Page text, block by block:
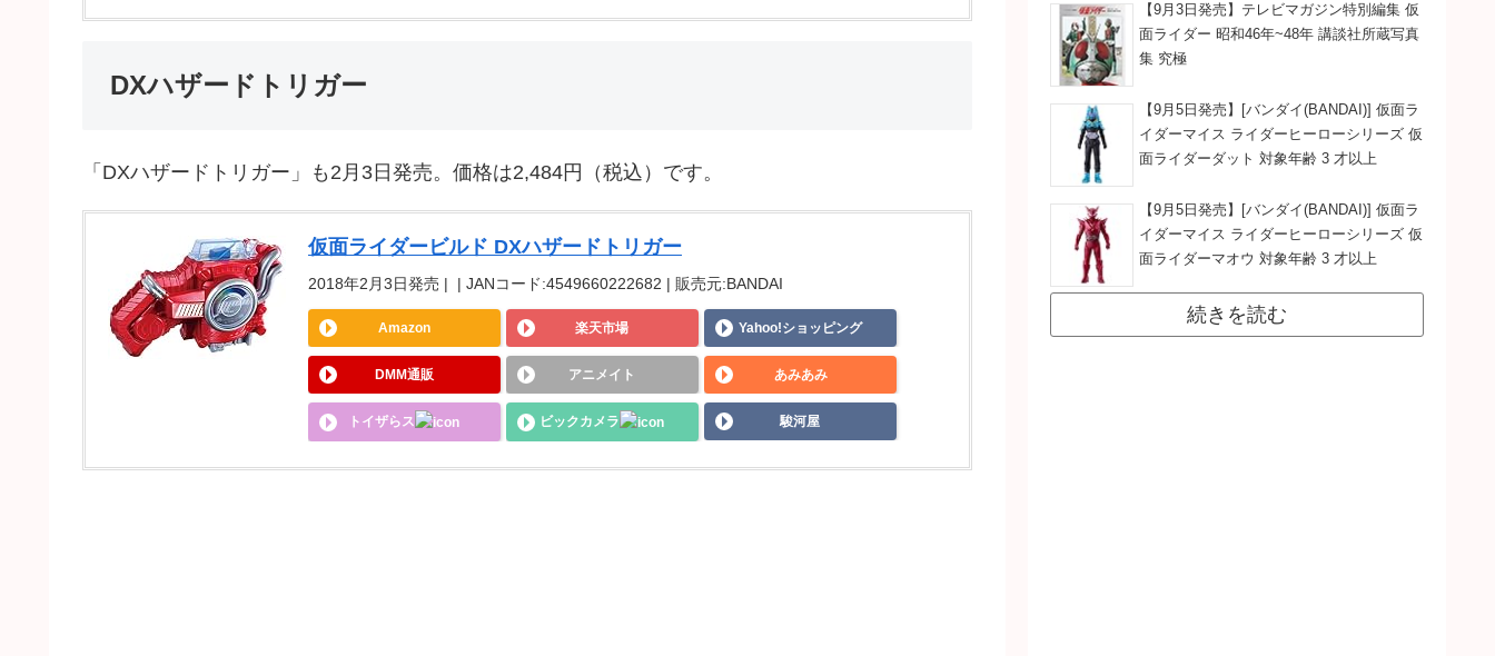
DXハザードトリガー
「DXハザードトリガー」も2月3日発売。価格は2,484円（税込）です。
仮面ライダービルド DXハザードトリガー
2018年2月3日発売 | | JANコード:4549660222682 | 販売元:BANDAI
Amazon 楽天市場 Yahoo!ショッピング
DMM通販 アニメイト あみあみ
トイザらス ビックカメラ 駿河屋
【9月3日発売】テレビマガジン特別編集 仮
面ライダー 昭和46年~48年 講談社所蔵写真
集 究極
【9月5日発売】[バンダイ(BANDAI)] 仮面ラ
イダーマイス ライダーヒーローシリーズ 仮
面ライダーダット 対象年齢 3 才以上
【9月5日発売】[バンダイ(BANDAI)] 仮面ラ
イダーマイス ライダーヒーローシリーズ 仮
面ライダーマオウ 対象年齢 3 才以上
続きを読む